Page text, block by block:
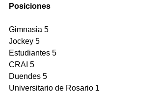
Posiciones
Gimnasia 5
Jockey 5
Estudiantes 5
CRAI 5
Duendes 5
Universitario de Rosario 1